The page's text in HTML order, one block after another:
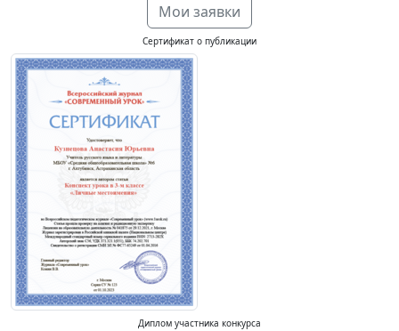
Мои заявки
Сертификат о публикации
Диплом участника конкурса